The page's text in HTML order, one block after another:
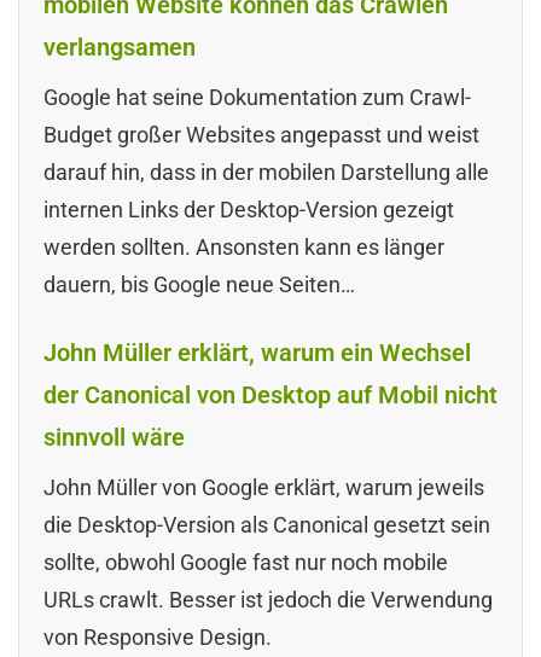
verlangsamen
Google hat seine Dokumentation zum Crawl-
Budget großer Websites angepasst und weist
darauf hin, dass in der mobilen Darstellung alle
internen Links der Desktop-Version gezeigt
werden sollten. Ansonsten kann es länger
dauern, bis Google neue Seiten…
John Müller erklärt, warum ein Wechsel
der Canonical von Desktop auf Mobil nicht
sinnvoll wäre
John Müller von Google erklärt, warum jeweils
die Desktop-Version als Canonical gesetzt sein
sollte, obwohl Google fast nur noch mobile
URLs crawlt. Besser ist jedoch die Verwendung
von Responsive Design.